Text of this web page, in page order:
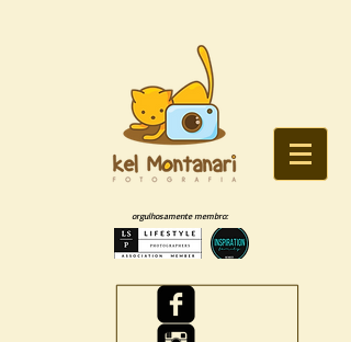
orgulhosamente membro: